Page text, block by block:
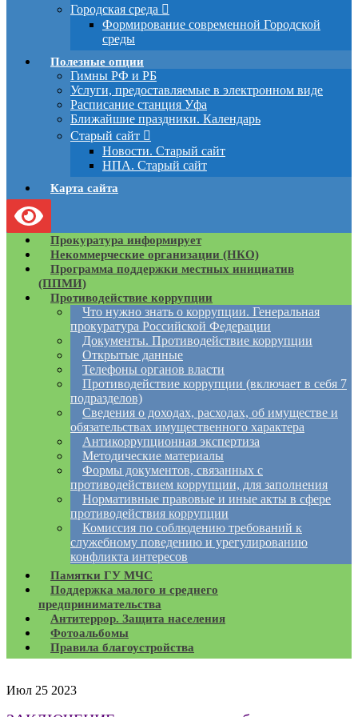
Городская среда
Формирование современной Городской
среды
Полезные опции
Гимны РФ и РБ
Услуги, предоставляемые в электронном виде
Расписание станция Уфа
Ближайшие праздники. Календарь
Старый сайт
Новости. Старый сайт
НПА. Старый сайт
Карта сайта
Прокуратура информирует
Некоммерческие организации (НКО)
Программа поддержки местных инициатив
(ППМИ)
Противодействие коррупции
Что нужно знать о коррупции. Генеральная
прокуратура Российской Федерации
Документы. Противодействие коррупции
Открытые данные
Телефоны органов власти
Противодействие коррупции (включает в себя 7
подразделов)
Сведения о доходах, расходах, об имуществе и
обязательствах имущественного характера
Антикоррупционная экспертиза
Методические материалы
Формы документов, связанных с
противодействием коррупции, для заполнения
Нормативные правовые и иные акты в сфере
противодействия коррупции
Комиссия по соблюдению требований к
служебному поведению и урегулированию
конфликта интересов
Памятки ГУ МЧС
Поддержка малого и среднего
предпринимательства
Антитеррор. Защита населения
Фотоальбомы
Правила благоустройства
Июл 25 2023